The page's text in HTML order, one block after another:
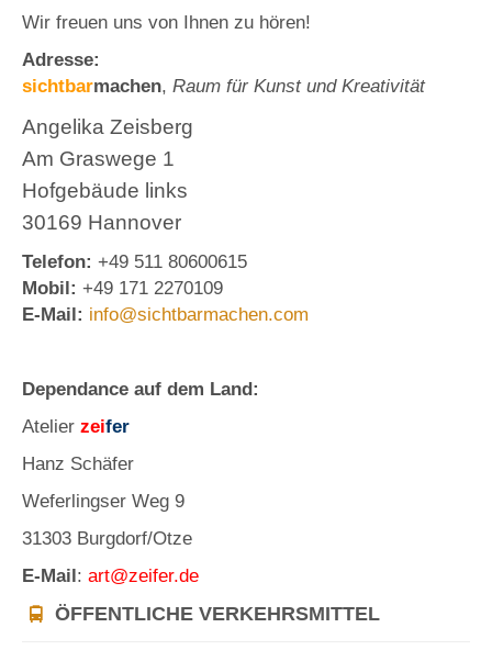
Wir freuen uns von Ihnen zu hören!
Adresse:
sichtbarmachen, Raum für Kunst und Kreativität
Angelika Zeisberg
Am Graswege 1
Hofgebäude links
30169 Hannover
Telefon: +49 511 80600615
Mobil: +49 171 2270109
E-Mail: info@sichtbarmachen.com
Dependance auf dem Land:
Atelier zeifer
Hanz Schäfer
Weferlingser Weg 9
31303 Burgdorf/Otze
E-Mail: art@zeifer.de
ÖFFENTLICHE VERKEHRSMITTEL